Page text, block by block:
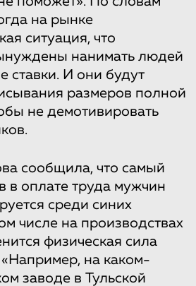
на рынке
ситуация, что
нанимать людей
ставки. И они будут
размеров полной
не демотивировать
сообщила, что самый
в оплате труда мужчин
среди синих
числе на производствах
физическая сила
на каком-
заводе в Тульской